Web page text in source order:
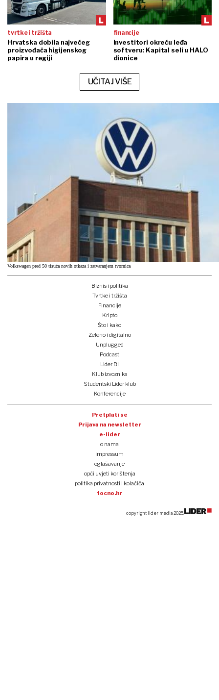
tvrtke i tržišta
Hrvatska dobila najvećeg
proizvođača higijenskog
papira u regiji
financije
Investitori okreću leđa
softveru: Kapital seli u HALO
dionice
UČITAJ VIŠE
Volkswagen pred 50 tisuća novih otkaza i zatvaranjem tvornica
Biznis i politika
Tvrtke i tržišta
Financije
Kripto
Što i kako
Zeleno i digitalno
Unplugged
Podcast
Lider BI
Klub izvoznika
Studentski Lider klub
Konferencije
Pretplati se
Prijava na newsletter
e-lider
o nama
impressum
oglašavanje
opći uvjeti korištenja
politika privatnosti i kolačića
tocno.hr
copyright lider media 2025.